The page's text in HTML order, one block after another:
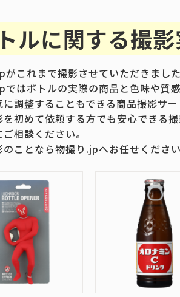
ルに関する撮
がこれまで撮影させていただきまし
ではボトルの実際の商品と色味や質
調整することもできる商品撮影サー
を初めて依頼する方でも安心できる
相談ください。
ことなら物撮り.jpへお任せください